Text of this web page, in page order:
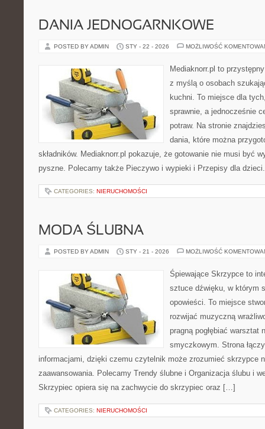
DANIA JEDNOGARNKOWE
POSTED BY ADMIN STY - 22 - 2026 MOŻLIWOŚĆ
Mediaknorr.pl to
z myślą o osobach
kuchni. To miejsce dla
sprawnie, a jednocześnie
potraw. Na stronie
dania, które można
składników. Mediaknorr.pl pokazuje, że gotowanie nie musi być
pyszne. Polecamy także Pieczywo i wypieki i Przepisy dla
CATEGORIES: NIERUCHOMOŚCI
MODA ŚLUBNA
POSTED BY ADMIN STY - 21 - 2026 MOŻLIWOŚĆ
Śpiewające Skrzypce to
sztuce dźwięku, w którym
opowieści. To miejsce
rozwijać muzyczną
pragną pogłębiać warsztat
smyczkowym. Strona
informacjami, dzięki czemu czytelnik może zrozumieć skrzypce
zaawansowania. Polecamy Trendy ślubne i Organizacja ślubu i
Skrzypiec opiera się na zachwycie do skrzypiec oraz […]
CATEGORIES: NIERUCHOMOŚCI